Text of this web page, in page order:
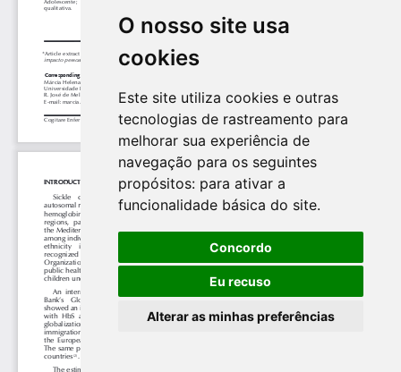
O nosso site usa
cookies
Este site utiliza cookies e outras
tecnologias de rastreamento para
melhorar sua experiência de
navegação para os seguintes
propósitos: para ativar a
funcionalidade básica do site.
Concordo
Eu recuso
Alterar as minhas preferências